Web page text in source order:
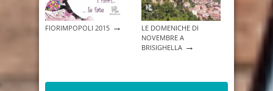
FIORIMPOPOLI 2015 →
LE DOMENICHE DI
NOVEMBRE A
BRISIGHELLA →